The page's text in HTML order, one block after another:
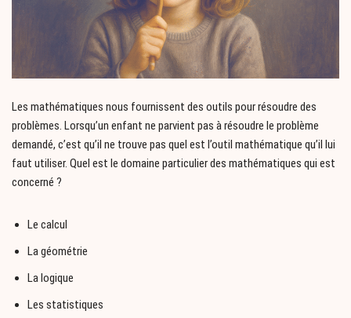
Les mathématiques nous fournissent des outils pour résoudre des
problèmes. Lorsqu’un enfant ne parvient pas à résoudre le problème
demandé, c’est qu’il ne trouve pas quel est l’outil mathématique qu’il lui
faut utiliser. Quel est le domaine particulier des mathématiques qui est
concerné ?
Le calcul
La géométrie
La logique
Les statistiques